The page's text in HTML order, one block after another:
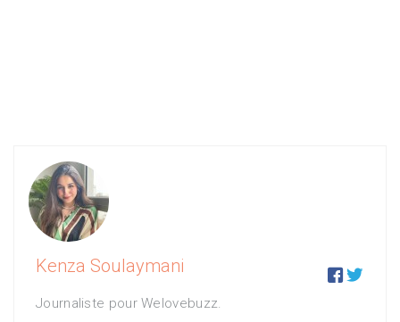
Kenza Soulaymani 

Journaliste pour Welovebuzz.